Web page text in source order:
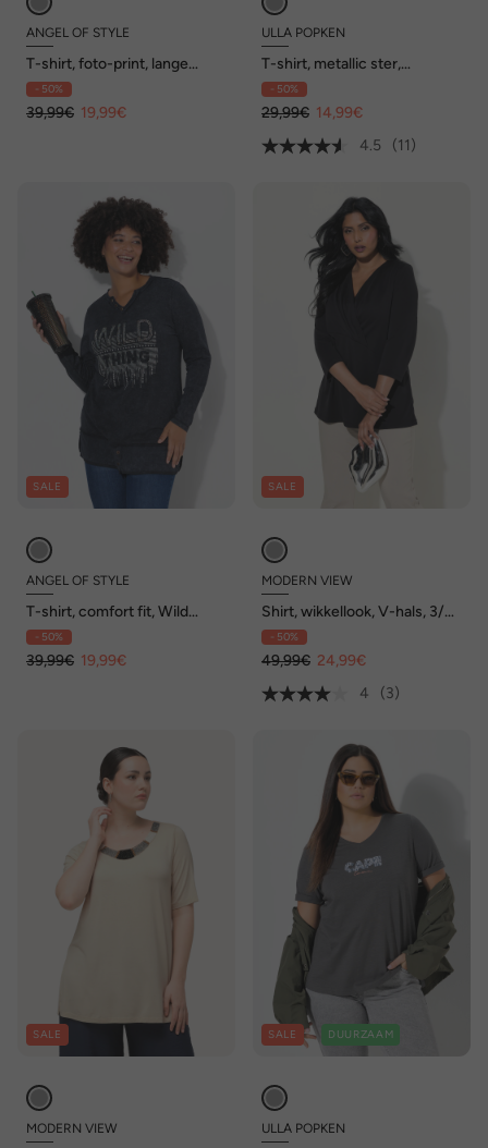
ANGEL OF STYLE
T-shirt, foto-print, lange
mouwen
- 50%
39,99€ 19,99€
ULLA POPKEN
T-shirt, metallic ster,
zoomband, hartvormige hals,
korte mouwen
- 50%
29,99€ 14,99€
4.5
(11)
SALE
ANGEL OF STYLE
T-shirt, comfort fit, Wild
Thing print, lange mouwen
- 50%
39,99€ 19,99€
SALE
MODERN VIEW
Shirt, wikkellook, V-hals, 3/4-
mouwen, modalmix
- 50%
49,99€ 24,99€
4
(3)
SALE
MODERN VIEW
SALE DUURZAAM
ULLA POPKEN